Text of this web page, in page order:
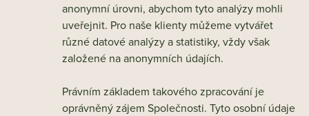
anonymní úrovni, abychom tyto analýzy mohli
uveřejnit. Pro naše klienty můžeme vytvářet
různé datové analýzy a statistiky, vždy však
založené na anonymních údajích.
Právním základem takového zpracování je
oprávněný zájem Společnosti. Tyto osobní údaje